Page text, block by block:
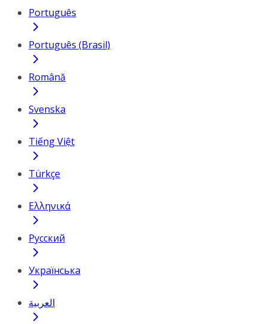
Português
Português (Brasil)
Română
Svenska
Tiếng Việt
Türkçe
Ελληνικά
Русский
Українська
العربية